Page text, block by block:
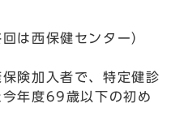
は西保健センター）
険加入者で、特定健診
年度69歳以下の初め